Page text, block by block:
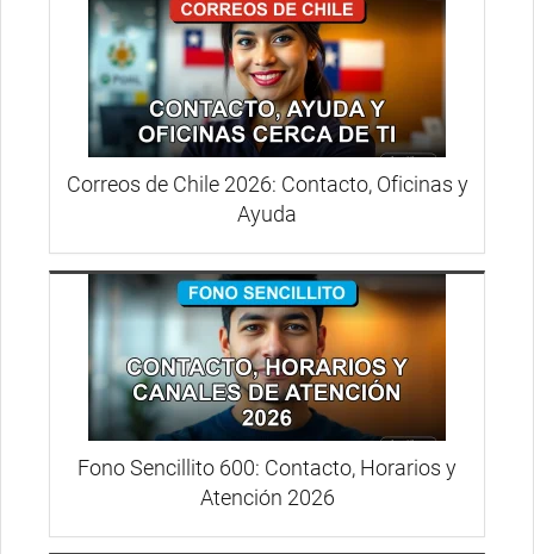
Correos de Chile 2026: Contacto, Oficinas y
Ayuda
Fono Sencillito 600: Contacto, Horarios y
Atención 2026